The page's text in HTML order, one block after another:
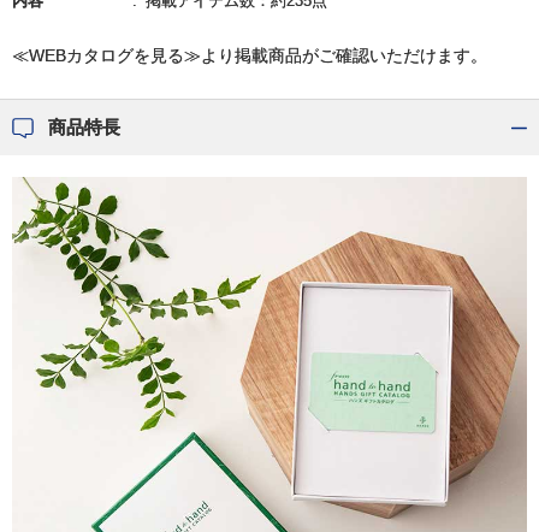
≪WEBカタログを見る≫より掲載商品がご確認いただけます。
商品特長